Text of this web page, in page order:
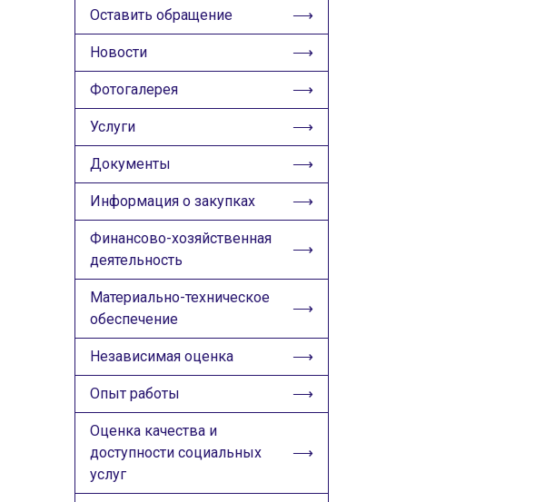
ИЗОБРАЖЕНИЯ
🔊 Включить озвучивание
Настройки по умолчанию
Настройки по умолчанию
Оставить обращение
Новости
Фотогалерея
Услуги
Документы
Информация о закупках
Финансово-хозяйственная
деятельность
Материально-техническое
обеспечение
Независимая оценка
Опыт работы
Оценка качества и
доступности социальных
услуг